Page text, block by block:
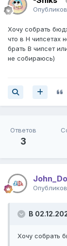
Хочу собрать
что в H чипсетах
брать B чипсет
не собираюсь)
Ответов
3
В
Хочу собрать